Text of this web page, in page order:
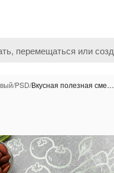
/PSD/Вкусная полезная сме…